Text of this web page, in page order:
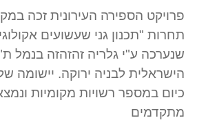
שנערכה ע"י גלריה זהזהזה בנמל
הישראלית לבניה ירוקה. יישומה
כיום במספר רשויות מקומיות
מתקדמים